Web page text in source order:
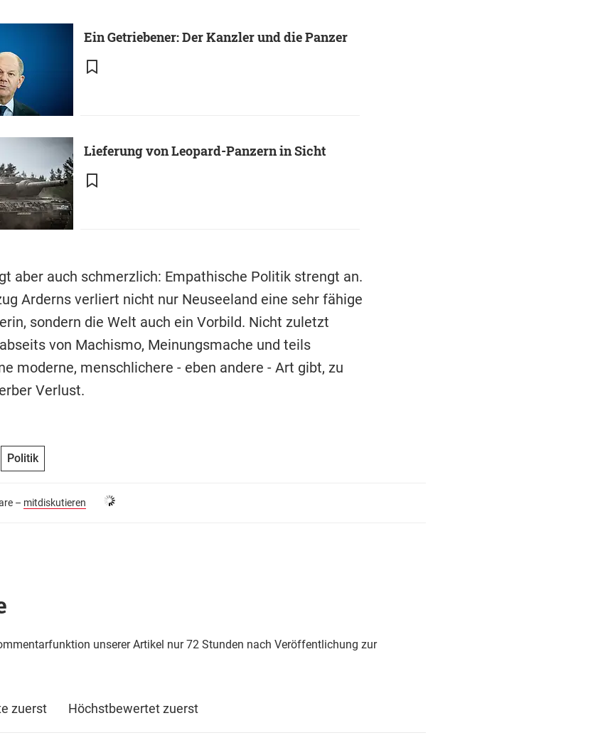
Ein Getriebener: Der Kanzler und die Panzer
Lieferung von Leopard-Panzern in Sicht
aber auch schmerzlich: Empathische Politik strengt an.
Arderns verliert nicht nur Neuseeland eine sehr fähige
sondern die Welt auch ein Vorbild. Nicht zuletzt
von Machismo, Meinungsmache und teils
moderne, menschlichere - eben andere - Art gibt, zu
Verlust.
Politik
– mitdiskutieren
unserer Artikel nur 72 Stunden nach Veröffentlichung zur
zuerst Höchstbewertet zuerst